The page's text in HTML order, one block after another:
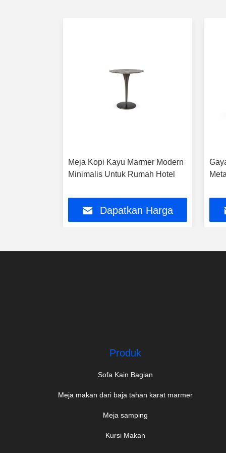
Meja Kopi Kayu Marmer Modern
Minimalis Untuk Rumah Hotel
Dapatkan Harga
Produk
Sofa Kain Bagian
Meja makan dari baja tahan karat marmer
Meja samping
Kursi Makan